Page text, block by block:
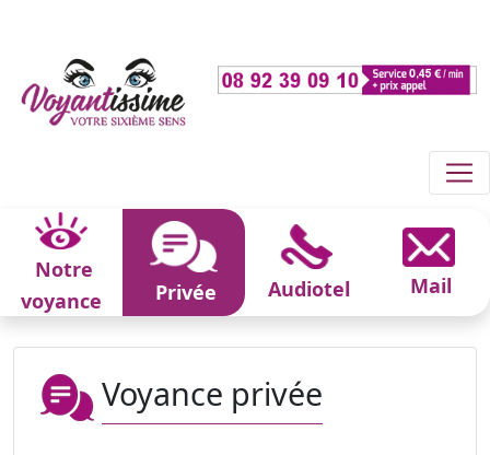
Notre
voyance
Privée Audiotel Mail
Voyance privée